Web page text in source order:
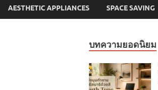
AESTHETIC APPLIANCES SPACE SAVING
บทความยอดนิยม